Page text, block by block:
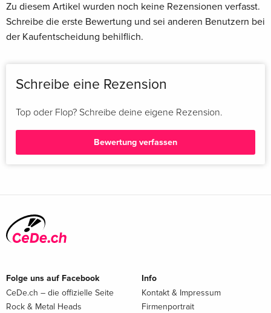
Zu diesem Artikel wurden noch keine Rezensionen verfasst.
Schreibe die erste Bewertung und sei anderen Benutzern bei
der Kaufentscheidung behilflich.
Schreibe eine Rezension
Top oder Flop? Schreibe deine eigene Rezension.
Bewertung verfassen
Folge uns auf Facebook
CeDe.ch – die offizielle Seite
Rock & Metal Heads
Info
Kontakt & Impressum
Firmenportrait